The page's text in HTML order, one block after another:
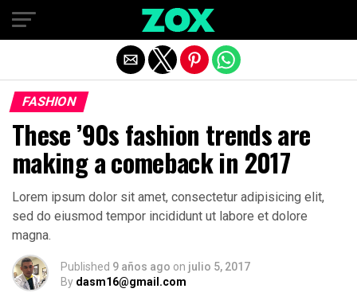
FASHION
These ’90s fashion trends are
making a comeback in 2017
Lorem ipsum dolor sit amet, consectetur adipisicing elit,
sed do eiusmod tempor incididunt ut labore et dolore
magna.
Published 9 años ago on julio 5, 2017
By dasm16@gmail.com
Salir de la versión móvil